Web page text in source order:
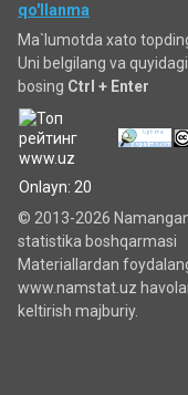
qo'llanma
Ma`lumotda xato
Uni belgilang va
bosing Ctrl + Enter
Onlayn: 20
© 2013-2026
statistika boshqarmasi
Materiallardan
www.namstat.uz
keltirish majburiy.